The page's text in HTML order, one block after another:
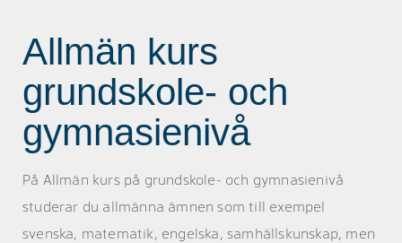
Allmän kurs
grundskole- och
gymnasienivå
På Allmän kurs på grundskole- och gymnasienivå
studerar du allmänna ämnen som till exempel
svenska, matematik, engelska, samhällskunskap, men